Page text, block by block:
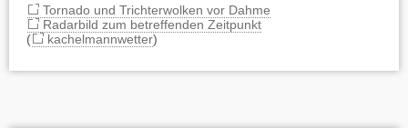
Tornado und Trichterwolken vor Dahme
Radarbild zum betreffenden Zeitpunkt
(
kachelmannwetter)